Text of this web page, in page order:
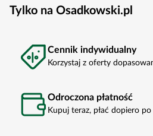
Tylko na Osadkowski.pl
Cennik indywidualny
Korzystaj z oferty
Odroczona płatność
Kupuj teraz, płać dopiero